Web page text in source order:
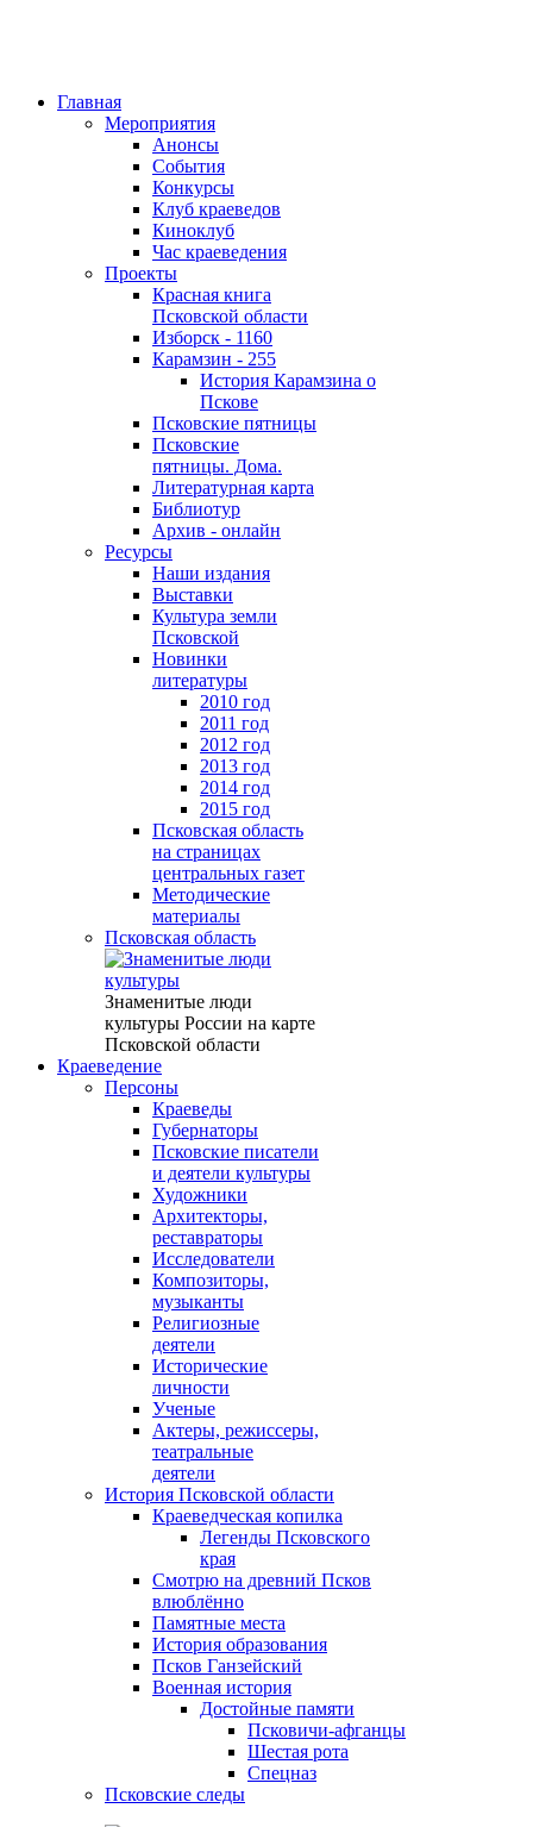
Главная
Мероприятия
Анонсы
События
Конкурсы
Клуб краеведов
Киноклуб
Час краеведения
Проекты
Красная книга
Псковской области
Изборск - 1160
Карамзин - 255
История Карамзина о
Пскове
Псковские пятницы
Псковские
пятницы. Дома.
Литературная карта
Библиотур
Архив - онлайн
Ресурсы
Наши издания
Выставки
Культура земли
Псковской
Новинки
литературы
2010 год
2011 год
2012 год
2013 год
2014 год
2015 год
Псковская область
на страницах
центральных газет
Методические
материалы
Псковская область
Знаменитые люди
культуры России на карте
Псковской области
Краеведение
Персоны
Краеведы
Губернаторы
Псковские писатели
и деятели культуры
Художники
Архитекторы,
реставраторы
Исследователи
Композиторы,
музыканты
Религиозные
деятели
Исторические
личности
Ученые
Актеры, режиссеры,
театральные
деятели
История Псковской области
Краеведческая копилка
Легенды Псковского
края
Смотрю на древний Псков
влюблённо
Памятные места
История образования
Псков Ганзейский
Военная история
Достойные памяти
Псковичи-афганцы
Шестая рота
Спецназ
Псковские следы